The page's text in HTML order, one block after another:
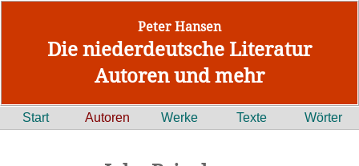
Peter Hansen
Die niederdeutsche Literatur
Autoren und mehr
Start Autoren Werke Texte Wörter